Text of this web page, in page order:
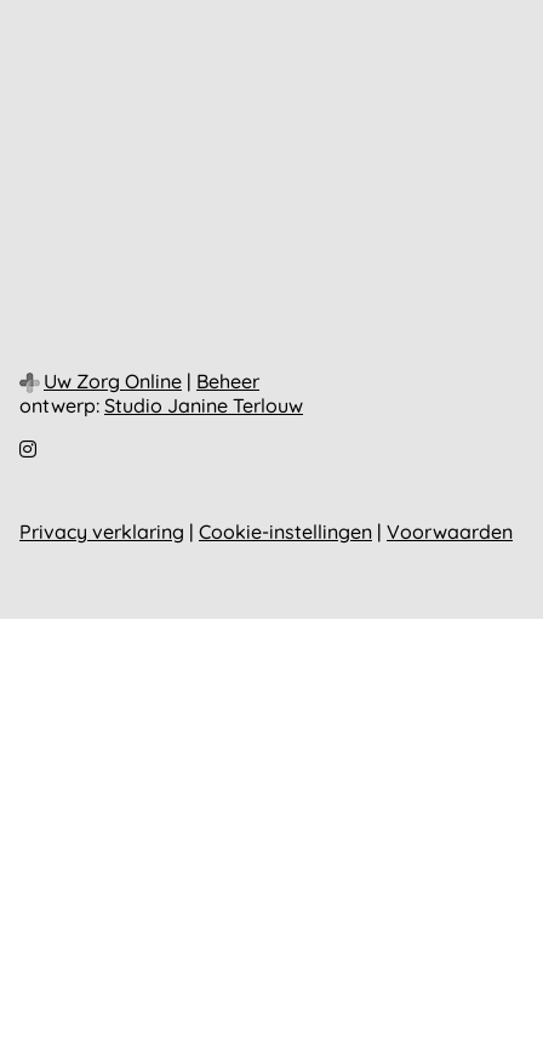
Uw Zorg Online | Beheer
ontwerp: Studio Janine Terlouw
Bezoek
pagina
Privacy verklaring | Cookie-instellingen | Voorwaarden